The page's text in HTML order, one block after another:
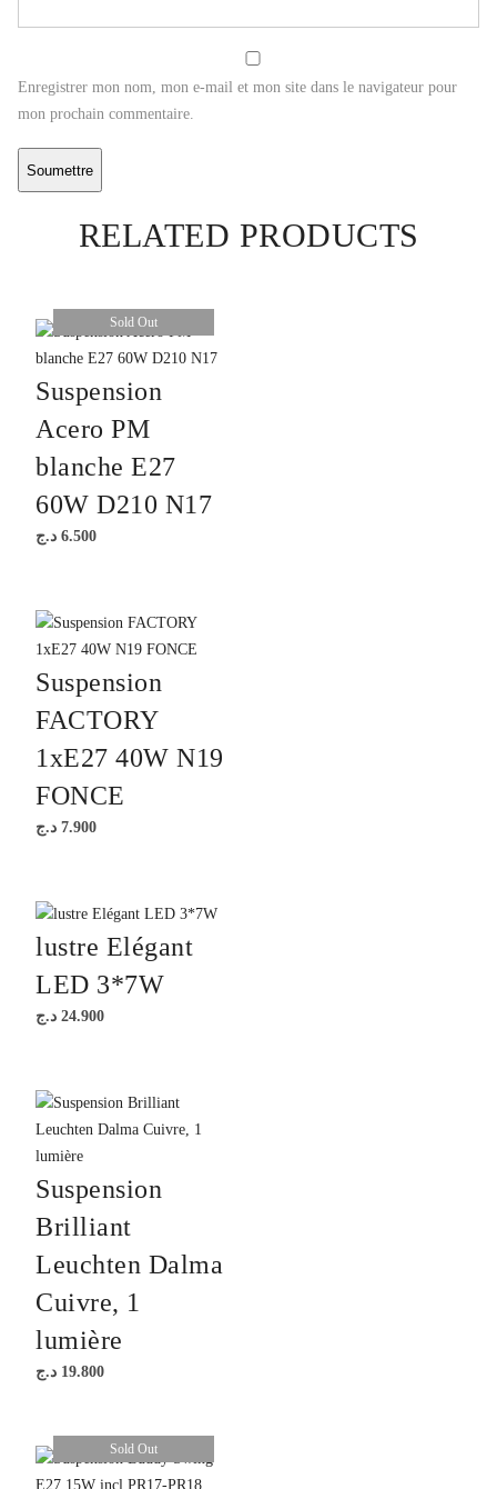
Enregistrer mon nom, mon e-mail et mon site dans le navigateur pour
mon prochain commentaire.
RELATED PRODUCTS
Sold Out
Suspension
Acero PM
blanche E27
60W D210 N17
6.500 د.ج
Suspension
FACTORY
1xE27 40W N19
FONCE
7.900 د.ج
lustre Elégant
LED 3*7W
24.900 د.ج
Suspension
Brilliant
Leuchten Dalma
Cuivre, 1
lumière
19.800 د.ج
Sold Out